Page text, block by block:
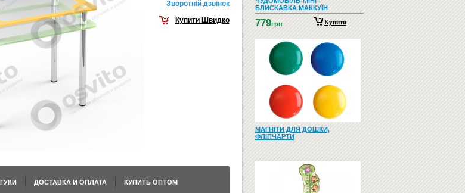
Зворотнiй дзвiнок
Купити Швидко
ДОСТАВКА И ОПЛАТА КУПИТЬ ОПТОМ
БЛИСКАВКА МАККУЇН
779грн Купити
МАГНІТИ ДЛЯ ДОШКИ,
ФЛІПЧАРТИ